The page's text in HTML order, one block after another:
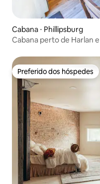
Cabana ⋅ Phillipsburg
Cabana perto de Harlan
Preferido dos hóspedes
Preferido dos hóspedes